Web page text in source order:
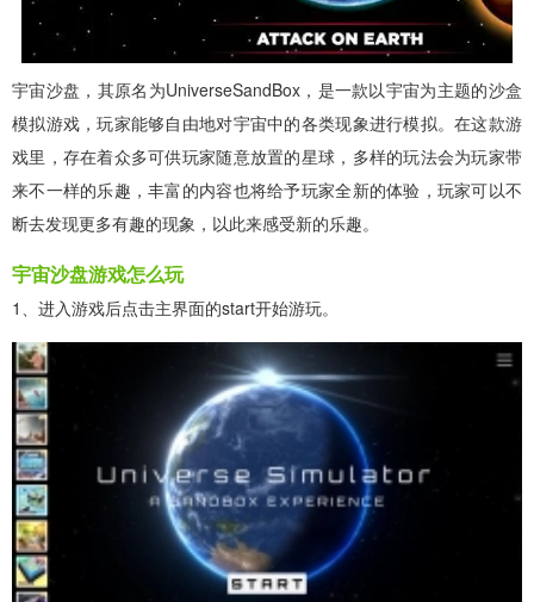
宇宙沙盘，其原名为UniverseSandBox，是一款以宇宙为主题的沙盒
模拟游戏，玩家能够自由地对宇宙中的各类现象进行模拟。在这款游
戏里，存在着众多可供玩家随意放置的星球，多样的玩法会为玩家带
来不一样的乐趣，丰富的内容也将给予玩家全新的体验，玩家可以不
断去发现更多有趣的现象，以此来感受新的乐趣。
宇宙沙盘游戏怎么玩
1、进入游戏后点击主界面的start开始游玩。